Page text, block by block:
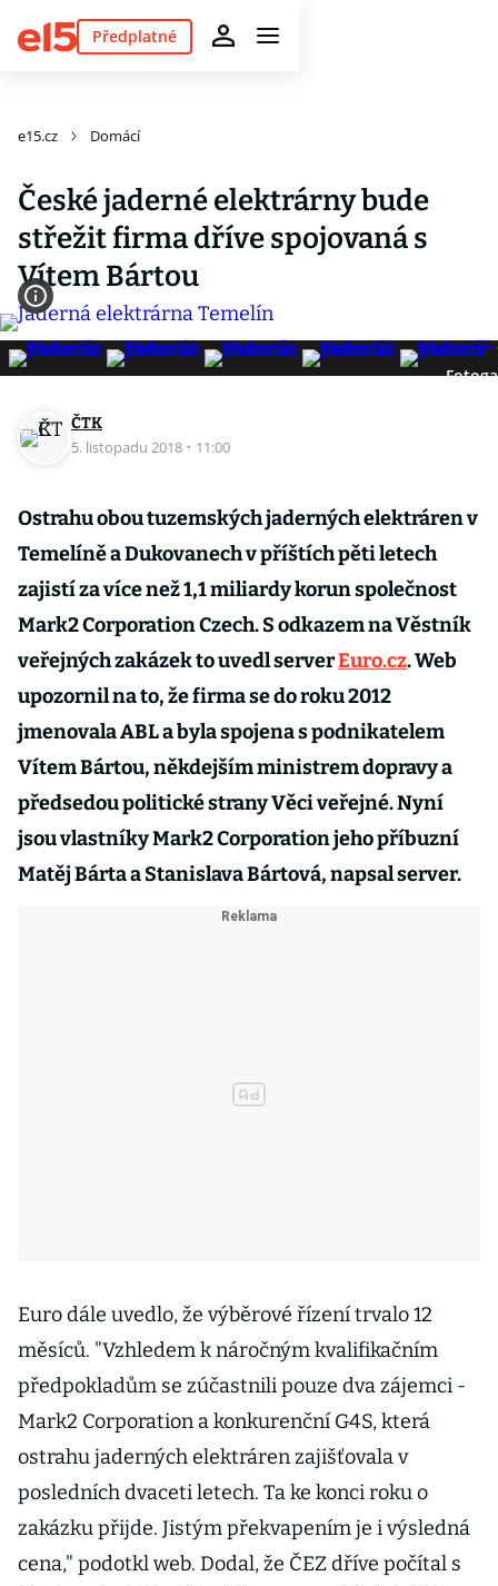
Předplatné
e15.cz Domácí
České jaderné elektrárny bude
střežit firma dříve spojovaná s
Vítem Bártou
ČTK
5. listopadu 2018 · 11:00
Ostrahu obou tuzemských jaderných elektráren v
Temelíně a Dukovanech v příštích pěti letech
zajistí za více než 1,1 miliardy korun společnost
Mark2 Corporation Czech. S odkazem na Věstník
veřejných zakázek to uvedl serverEuro.cz. Web
upozornil na to, že firma se do roku 2012
jmenovala ABL a byla spojena s podnikatelem
Vítem Bártou, někdejším ministrem dopravy a
předsedou politické strany Věci veřejné. Nyní
jsou vlastníky Mark2 Corporation jeho příbuzní
Matěj Bárta a Stanislava Bártová, napsal server.
Euro dále uvedlo, že výběrové řízení trvalo 12
měsíců. "Vzhledem k náročným kvalifikačním
předpokladům se zúčastnili pouze dva zájemci -
Mark2 Corporation a konkurenční G4S, která
ostrahu jaderných elektráren zajišťovala v
posledních dvaceti letech. Ta ke konci roku o
zakázku přijde. Jistým překvapením je i výsledná
cena," podotkl web. Dodal, že ČEZ dříve počítal s